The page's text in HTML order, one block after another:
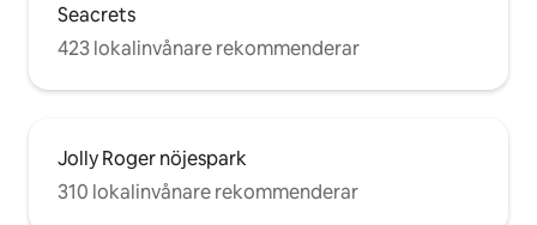
Seacrets
423 lokalinvånare rekommenderar
Jolly Roger nöjespark
310 lokalinvånare rekommenderar